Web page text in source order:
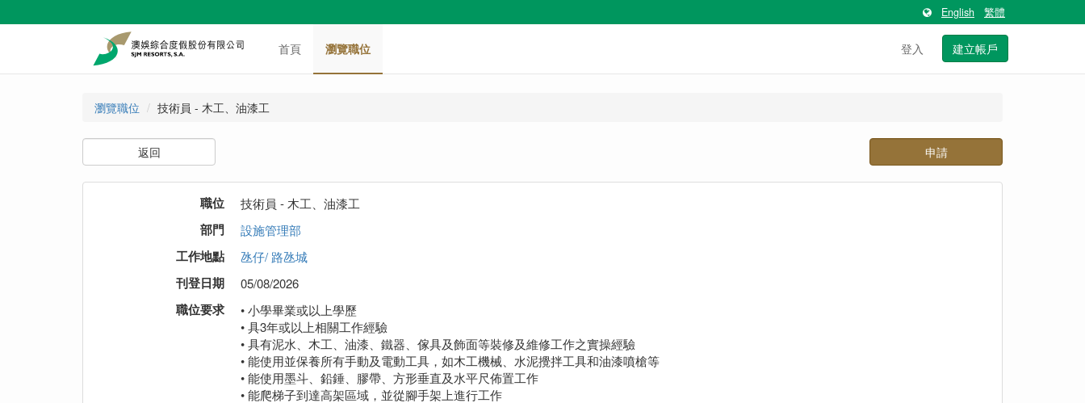
English 繁體
首頁 瀏覽職位 登入 建立帳戶
瀏覽職位 技術員 - 木工、油漆工
返回 申請
職位 技術員 - 木工、油漆工
部門 設施管理部
工作地點 氹仔/ 路氹城
刊登日期 05/08/2026
職位要求
• 小學畢業或以上學歷
• 具3年或以上相關工作經驗
• 具有泥水、木工、油漆、鐵器、傢具及飾面等裝修及維修工作之實操經驗
• 能使用並保養所有手動及電動工具，如木工機械、水泥攪拌工具和油漆噴槍等
• 能使用墨斗、鉛錘、膠帶、方形垂直及水平尺佈置工作
• 能爬梯子到達高架區域，並從腳手架上進行工作